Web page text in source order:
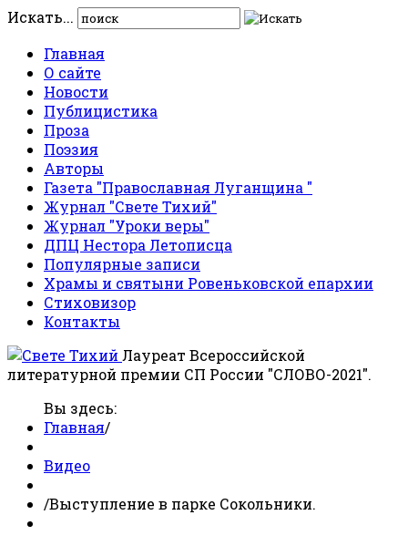
Искать...
Главная
О сайте
Новости
Публицистика
Проза
Поэзия
Авторы
Газета "Православная Луганщина "
Журнал "Свете Тихий"
Журнал "Уроки веры"
ДПЦ Нестора Летописца
Популярные записи
Храмы и святыни Ровеньковской епархии
Стиховизор
Контакты
Лауреат Всероссийской
литературной премии СП России "СЛОВО-2021".
Вы здесь:
Главная/
Видео
/Выступление в парке Сокольники.